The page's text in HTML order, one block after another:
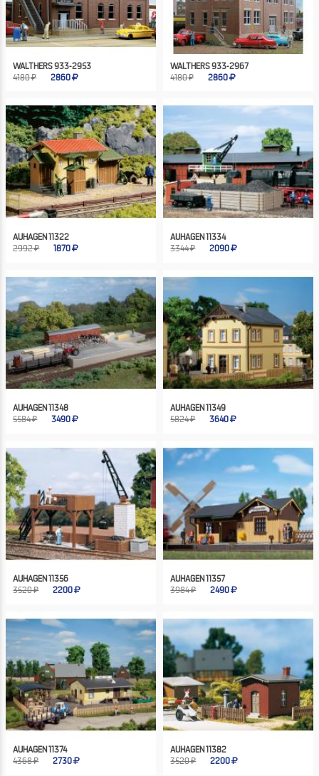
WALTHERS 933-2953
4180 ₽
2860
WALTHERS 933-2967
4180 ₽
2860
AUHAGEN 11322
2992 ₽
1870
AUHAGEN 11334
3344 ₽
2090
AUHAGEN 11348
5584 ₽
3490
AUHAGEN 11349
5824 ₽
3640
AUHAGEN 11356
3520 ₽
2200
AUHAGEN 11357
3984 ₽
2490
AUHAGEN 11374
4368 ₽
2730
AUHAGEN 11382
3520 ₽
2200